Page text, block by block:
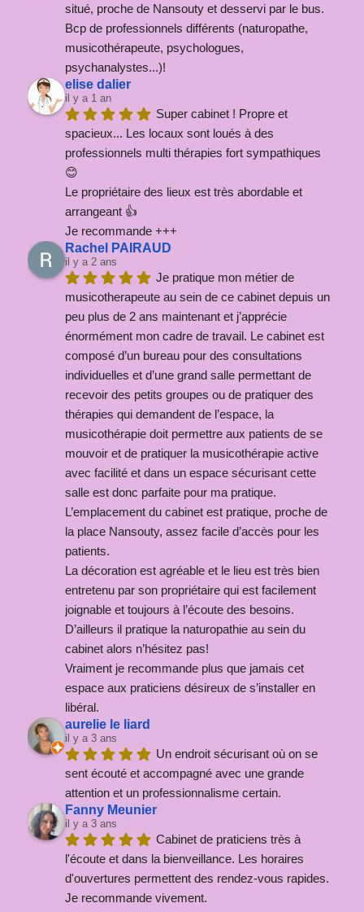
situé, proche de Nansouty et desservi par le bus.
Bcp de professionnels différents (naturopathe,
musicothérapeute, psychologues,
psychanalystes...)!
elise dalier
il y a 1 an
Super cabinet ! Propre et
spacieux... Les locaux sont loués à des
professionnels multi thérapies fort sympathiques
😊
Le propriétaire des lieux est très abordable et
arrangeant 👍
Je recommande +++
Rachel PAIRAUD
il y a 2 ans
Je pratique mon métier de
musicotherapeute au sein de ce cabinet depuis un
peu plus de 2 ans maintenant et j’apprécie
énormément mon cadre de travail. Le cabinet est
composé d’un bureau pour des consultations
individuelles et d’une grand salle permettant de
recevoir des petits groupes ou de pratiquer des
thérapies qui demandent de l’espace, la
musicothérapie doit permettre aux patients de se
mouvoir et de pratiquer la musicothérapie active
avec facilité et dans un espace sécurisant cette
salle est donc parfaite pour ma pratique.
L’emplacement du cabinet est pratique, proche de
la place Nansouty, assez facile d’accès pour les
patients.
La décoration est agréable et le lieu est très bien
entretenu par son propriétaire qui est facilement
joignable et toujours à l’écoute des besoins.
D’ailleurs il pratique la naturopathie au sein du
cabinet alors n’hésitez pas!
Vraiment je recommande plus que jamais cet
espace aux praticiens désireux de s’installer en
libéral.
aurelie le liard
il y a 3 ans
Un endroit sécurisant où on se
sent écouté et accompagné avec une grande
attention et un professionnalisme certain.
Fanny Meunier
il y a 3 ans
Cabinet de praticiens très à
l'écoute et dans la bienveillance. Les horaires
d'ouvertures permettent des rendez-vous rapides.
Je recommande vivement.